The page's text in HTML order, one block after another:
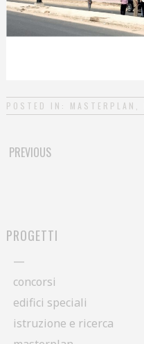
POSTED IN: MASTERPLAN
PREVIOUS
PROGETTI
—
concorsi
edifici speciali
istruzione e ricerca